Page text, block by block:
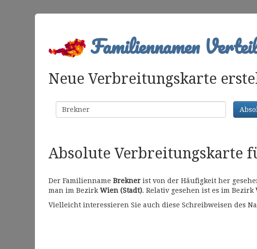
Familiennamen
Neue Verbreitungskarte
Familienname
Absolute Verbreitungskarte
Der Familienname Brekner ist von der Häufigkeit her
man im BezirkWien (Stadt). Relativ gesehen ist es im Bezirk
Vielleicht interessieren Sie auch diese Schreibweisen des